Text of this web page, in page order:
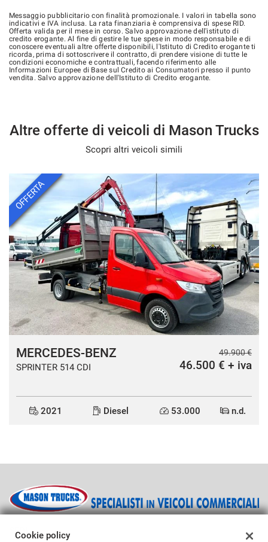
Messaggio pubblicitario con finalità promozionale. I valori in tabella sono
indicativi e IVA inclusa. La rata finanziaria è comprensiva di spese RID.
Offerta valida per il mese in corso. Salvo approvazione dell'istituto di
credito erogante. Al fine di gestire le tue spese in modo responsabile e di
conoscere eventuali altre offerte disponibili, l'Istituto di Credito erogante ti
ricorda, prima di sottoscrivere il contratto, di prendere visione di tutte le
condizioni economiche e contrattuali, facendo riferimento alle
Informazioni Europee di Base sul Credito ai Consumatori presso il punto
vendita. Salvo approvazione dell'Istituto di Credito erogante.
Altre offerte di veicoli di Mason Trucks
Scopri altri veicoli simili
OFFERTA
MERCEDES-BENZ
SPRINTER 514 CDI
49.900 €
46.500 € + iva
2021 Diesel 53.000 n.d.
SEDI
Cookie policy